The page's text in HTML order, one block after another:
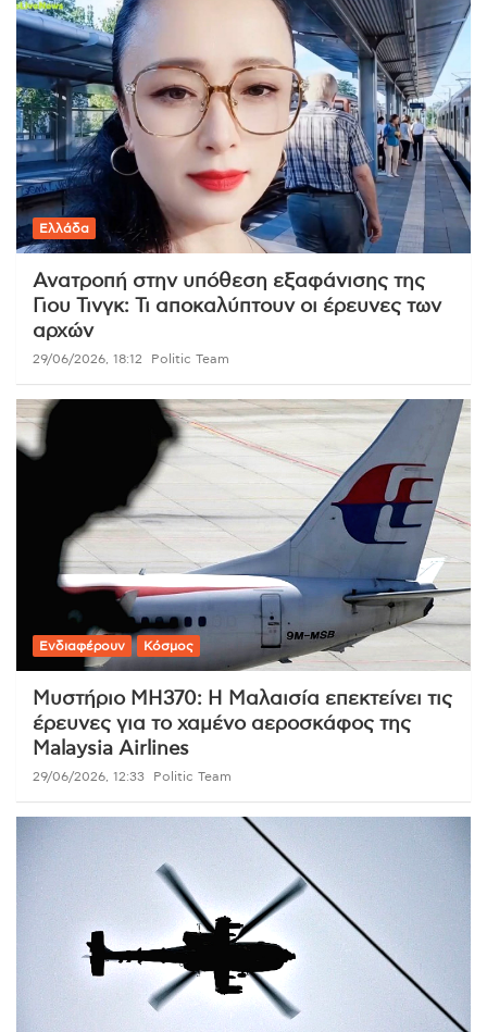
Ελλάδα
Ανατροπή στην υπόθεση εξαφάνισης της
Γιου Τινγκ: Τι αποκαλύπτουν οι έρευνες των
αρχών
29/06/2026, 18:12 Politic Team
Ενδιαφέρουν Κόσμος
Μυστήριο MH370: Η Μαλαισία επεκτείνει τις
έρευνες για το χαμένο αεροσκάφος της
Malaysia Airlines
29/06/2026, 12:33 Politic Team